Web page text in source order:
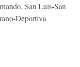
San Luis-San
Deportiva